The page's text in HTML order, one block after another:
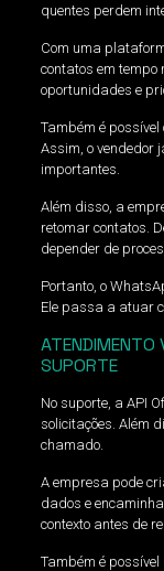
quentes perdem
Com uma
contatos em
oportunidades e
Também é
Assim, o vendedor
importantes.
Além disso, a
retomar contatos.
depender de
Portanto, o
Ele passa a atuar
ATENDIMENTO
SUPORTE
No suporte, a API
solicitações. Além
chamado.
A empresa pode
dados e
contexto antes de
Também é